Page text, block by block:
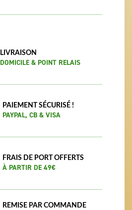
LIVRAISON
DOMICILE & POINT RELAIS
PAIEMENT SÉCURISÉ !
PAYPAL, CB & VISA
FRAIS DE PORT OFFERTS
À PARTIR DE 49€
REMISE PAR COMMANDE